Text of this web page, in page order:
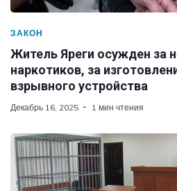
ЗАКОН
Житель Яреги осужден за
наркотиков, за
взрывного устройства
Декабрь 16, 2025 1 мин чтения